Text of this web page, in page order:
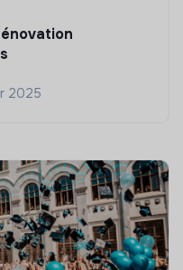
2025